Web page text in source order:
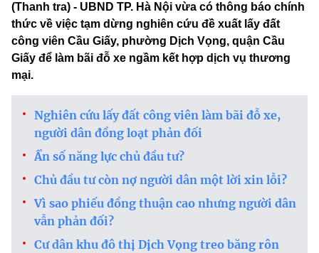
(Thanh tra) - UBND TP. Hà Nội vừa có thông báo chính
thức về việc tạm dừng nghiên cứu đề xuất lấy đất
công viên Cầu Giấy, phường Dịch Vọng, quận Cầu
Giấy để làm bãi đỗ xe ngầm kết hợp dịch vụ thương
mại.
Nghiên cứu lấy đất công viên làm bãi đỗ xe,
người dân đồng loạt phản đối
Ẩn số năng lực chủ đầu tư?
Chủ đầu tư còn nợ người dân một lời xin lỗi?
Vì sao phiếu đồng thuận cao nhưng người dân
vẫn phản đối?
Cư dân khu đô thị Dịch Vọng treo băng rôn